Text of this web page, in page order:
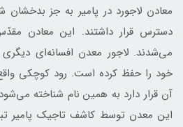
معادن لاجورد در پامیر به جز بدخشان
دسترس قرار داشتند. اين معادن
می‌شدند. لاجور معدن افسانه‌ای
خود را حفظ کرده است. رود کوچکی
آن قرار دارد به همین نام شناخته